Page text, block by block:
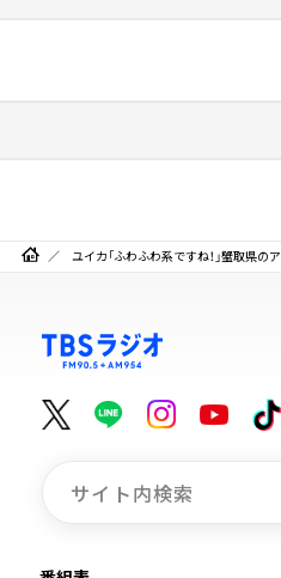
ユイカ「ふわふわ系ですね！」蟹取県の